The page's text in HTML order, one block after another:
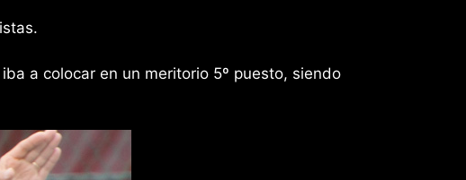
a colocar en un meritorio 5º puesto, siendo